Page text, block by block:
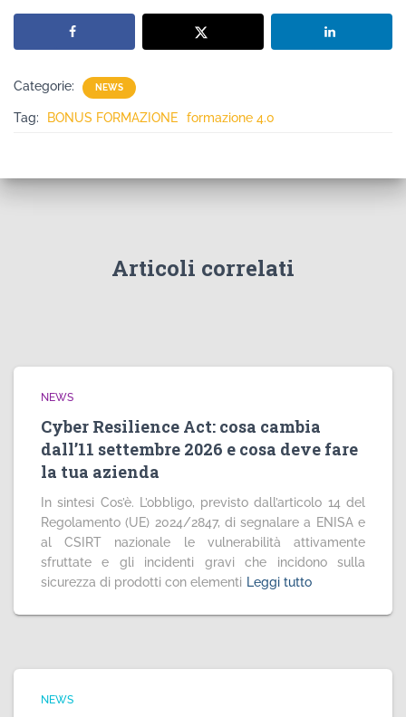
Categorie: NEWS
Tag: BONUS FORMAZIONE formazione 4.0
Articoli correlati
NEWS
Cyber Resilience Act: cosa cambia
dall’11 settembre 2026 e cosa deve fare
la tua azienda
In sintesi Cos’è. L’obbligo, previsto dall’articolo 14 del
Regolamento (UE) 2024/2847, di segnalare a ENISA e
al CSIRT nazionale le vulnerabilità attivamente
sfruttate e gli incidenti gravi che incidono sulla
sicurezza di prodotti con elementi Leggi tutto
NEWS